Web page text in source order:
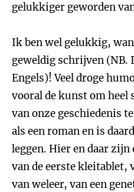
gelukkiger geworden
Ik ben wel gelukkig,
geweldig schrijven (NB.
Engels)! Veel droge
vooral de kunst om heel
van onze geschiedenis
als een roman en is
leggen. Hier en daar
van de eerste kleitablet,
van weleer, van een